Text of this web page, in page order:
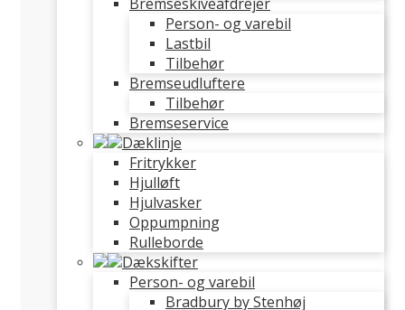
Person- og varebil
Lastbil
Tilbehør
Bremseudluftere
Tilbehør
Bremseservice
Dæklinje
Fritrykker
Hjulløft
Hjulvasker
Oppumpning
Rulleborde
Dækskifter
Person- og varebil
Bradbury by Stenhøj